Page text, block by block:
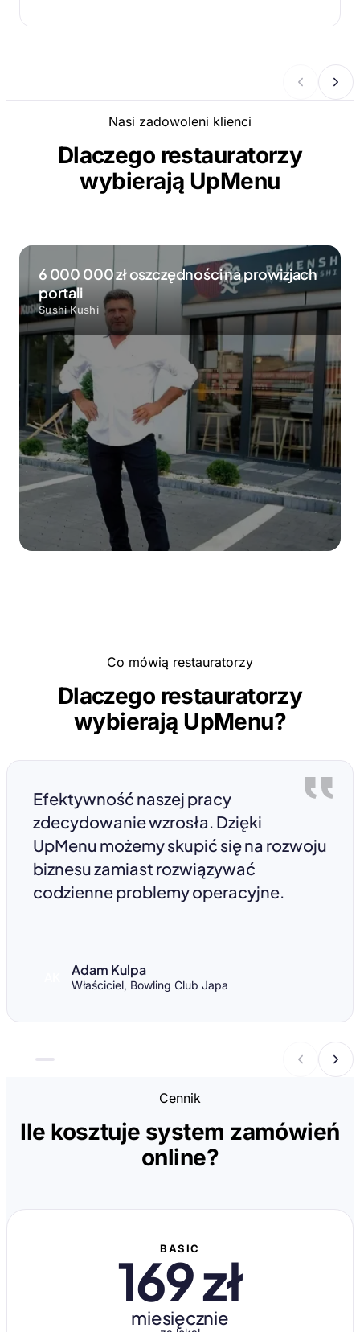
Nasi zadowoleni klienci
Dlaczego restauratorzy
wybierają UpMenu
6 000 000 zł oszczędności na prowizjach
portali
Sushi Kushi
Co mówią restauratorzy
Dlaczego restauratorzy
wybierają UpMenu?
Efektywność naszej pracy
zdecydowanie wzrosła. Dzięki
UpMenu możemy skupić się na rozwoju
biznesu zamiast rozwiązywać
codzienne problemy operacyjne.
Adam Kulpa
Właściciel, Bowling Club Japa
Cennik
Ile kosztuje system zamówień
online?
BASIC
169 zł
miesięcznie